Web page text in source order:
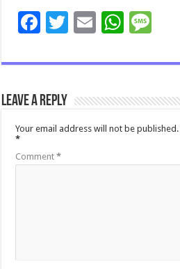
F
e
b
o
o
k
T
tt
E
ai
W
at
p
p
sa
e
Leave a Reply
Your email address will not be published.
*
Comment*